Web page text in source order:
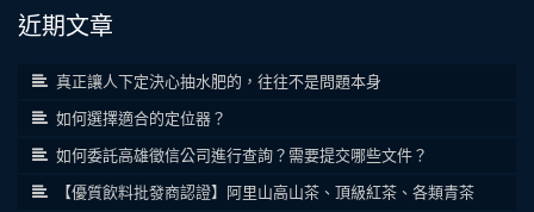
近期文章
真正讓人下定決心抽水肥的，往往不是問題本身
如何選擇適合的定位器？
如何委託高雄徵信公司進行查詢？需要提交哪些文件？
【優質飲料批發商認證】阿里山高山茶、頂級紅茶、各類青茶